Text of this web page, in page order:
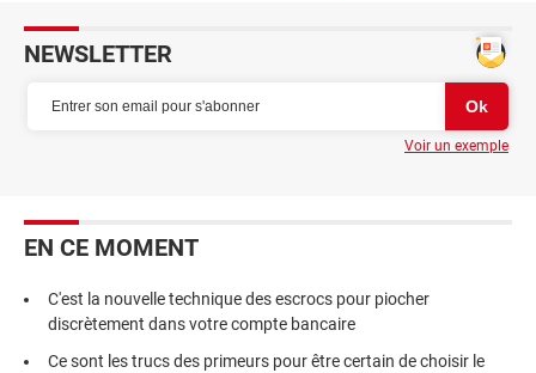
NEWSLETTER
Voir un exemple
EN CE MOMENT
C'est la nouvelle technique des escrocs pour piocher
discrètement dans votre compte bancaire
Ce sont les trucs des primeurs pour être certain de choisir le